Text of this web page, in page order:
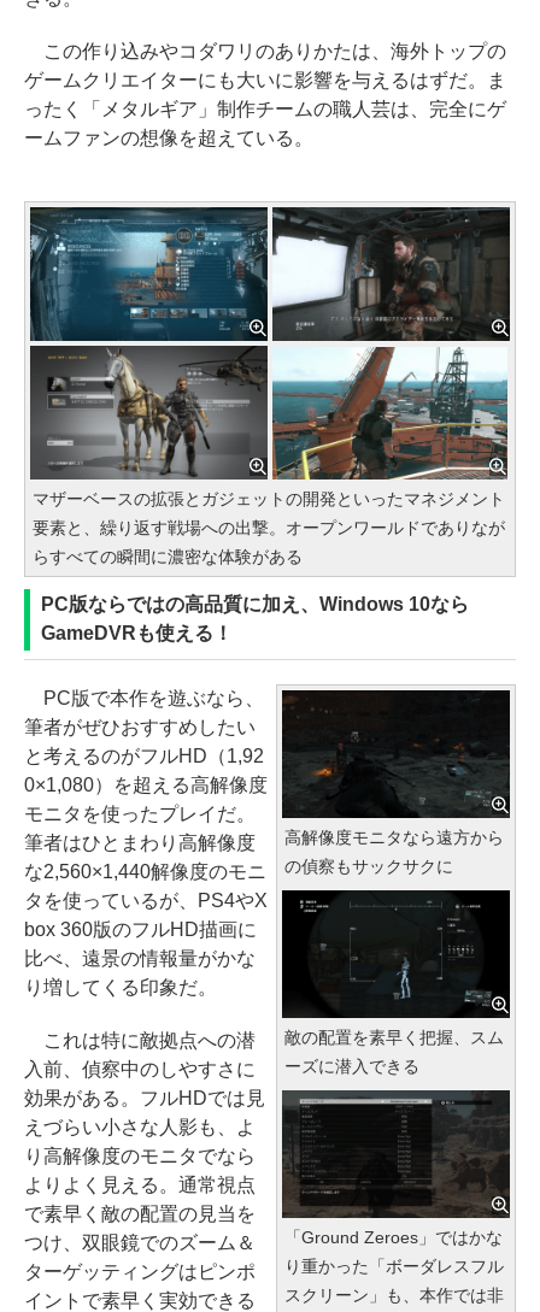
この作り込みやコダワリのありかたは、海外トップの
ゲームクリエイターにも大いに影響を与えるはずだ。ま
ったく「メタルギア」制作チームの職人芸は、完全にゲ
ームファンの想像を超えている。
マザーベースの拡張とガジェットの開発といったマネジメント
要素と、繰り返す戦場への出撃。オープンワールドでありなが
らすべての瞬間に濃密な体験がある
PC版ならではの高品質に加え、Windows 10なら
GameDVRも使える！
高解像度モニタなら遠方から
の偵察もサックサクに
敵の配置を素早く把握、スム
ーズに潜入できる
「Ground Zeroes」ではかな
り重かった「ボーダレスフル
スクリーン」も、本作では非
PC版で本作を遊ぶなら、
筆者がぜひおすすめしたい
と考えるのがフルHD（1,92
0×1,080）を超える高解像度
モニタを使ったプレイだ。
筆者はひとまわり高解像度
な2,560×1,440解像度のモニ
タを使っているが、PS4やX
box 360版のフルHD描画に
比べ、遠景の情報量がかな
り増してくる印象だ。
これは特に敵拠点への潜
入前、偵察中のしやすさに
効果がある。フルHDでは見
えづらい小さな人影も、よ
り高解像度のモニタでなら
よりよく見える。通常視点
で素早く敵の配置の見当を
つけ、双眼鏡でのズーム＆
ターゲッティングはピンポ
イントで素早く実効できる